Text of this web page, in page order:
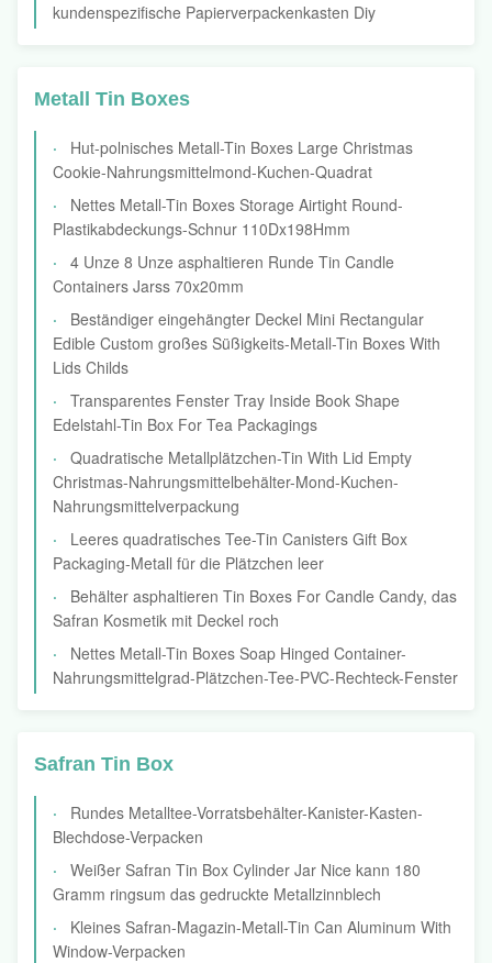
kundenspezifische Papierverpackenkasten Diy
Metall Tin Boxes
Hut-polnisches Metall-Tin Boxes Large Christmas
Cookie-Nahrungsmittelmond-Kuchen-Quadrat
Nettes Metall-Tin Boxes Storage Airtight Round-
Plastikabdeckungs-Schnur 110Dx198Hmm
4 Unze 8 Unze asphaltieren Runde Tin Candle
Containers Jarss 70x20mm
Beständiger eingehängter Deckel Mini Rectangular
Edible Custom großes Süßigkeits-Metall-Tin Boxes With
Lids Childs
Transparentes Fenster Tray Inside Book Shape
Edelstahl-Tin Box For Tea Packagings
Quadratische Metallplätzchen-Tin With Lid Empty
Christmas-Nahrungsmittelbehälter-Mond-Kuchen-
Nahrungsmittelverpackung
Leeres quadratisches Tee-Tin Canisters Gift Box
Packaging-Metall für die Plätzchen leer
Behälter asphaltieren Tin Boxes For Candle Candy, das
Safran Kosmetik mit Deckel roch
Nettes Metall-Tin Boxes Soap Hinged Container-
Nahrungsmittelgrad-Plätzchen-Tee-PVC-Rechteck-Fenster
Safran Tin Box
Rundes Metalltee-Vorratsbehälter-Kanister-Kasten-
Blechdose-Verpacken
Weißer Safran Tin Box Cylinder Jar Nice kann 180
Gramm ringsum das gedruckte Metallzinnblech
Kleines Safran-Magazin-Metall-Tin Can Aluminum With
Window-Verpacken